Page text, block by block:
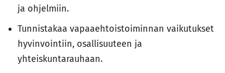
ja ohjelmiin.
Tunnistakaa vapaaehtoistoiminnan vaikutukset
hyvinvointiin, osallisuuteen ja
yhteiskuntarauhaan.